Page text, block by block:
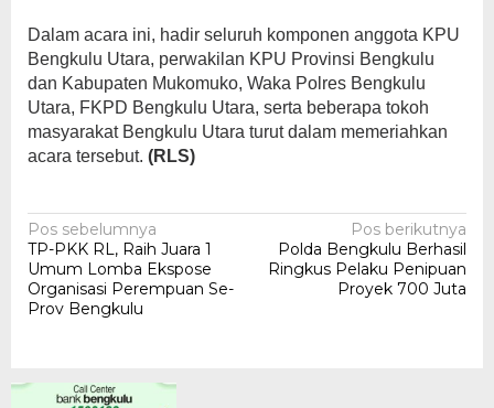
Dalam acara ini, hadir seluruh komponen anggota KPU
Bengkulu Utara, perwakilan KPU Provinsi Bengkulu
dan Kabupaten Mukomuko, Waka Polres Bengkulu
Utara, FKPD Bengkulu Utara, serta beberapa tokoh
masyarakat Bengkulu Utara turut dalam memeriahkan
acara tersebut. (RLS)
Navigasi
pos
Pos sebelumnya
TP-PKK RL, Raih Juara 1
Umum Lomba Ekspose
Organisasi Perempuan Se-
Prov Bengkulu
Pos berikutnya
Polda Bengkulu Berhasil
Ringkus Pelaku Penipuan
Proyek 700 Juta